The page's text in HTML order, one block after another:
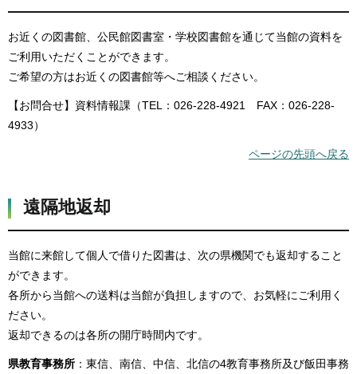
お近くの図書館、公民館図書室・学校図書館を通じて当館の資料を
ご利用いただくことができます。
ご希望の方はお近くの図書館等へご相談ください。
【お問合せ】資料情報課（TEL：026-228-4921 FAX：026-228-
4933）
ページの先頭へ戻る
遠隔地返却
当館に来館して個人で借りた図書は、次の県機関でも返却すること
ができます。
各所から当館への送料は当館が負担しますので、お気軽にご利用く
ださい。
返却できるのは各所の開庁時間内です。
県教育事務所 ：東信、南信、中信、北信の4教育事務所及び飯田事務